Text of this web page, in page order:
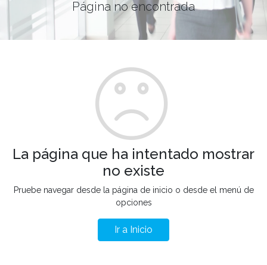
Página no encontrada
La página que ha intentado mostrar
no existe
Pruebe navegar desde la página de inicio o desde el menú de
opciones
Ir a Inicio